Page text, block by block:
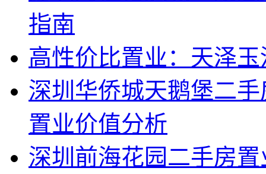
指南
高性价比置业：天泽
深圳华侨城天鹅堡二
置业价值分析
深圳前海花园二手房